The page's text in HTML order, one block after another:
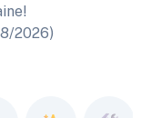
2026)